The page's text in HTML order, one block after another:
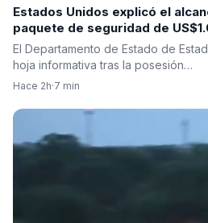
Estados Unidos explicó el
paquete de seguridad de
Colombia tras la posesión de
El Departamento de Estado de
hoja informativa tras la posesión…
Hace 2h·7 min